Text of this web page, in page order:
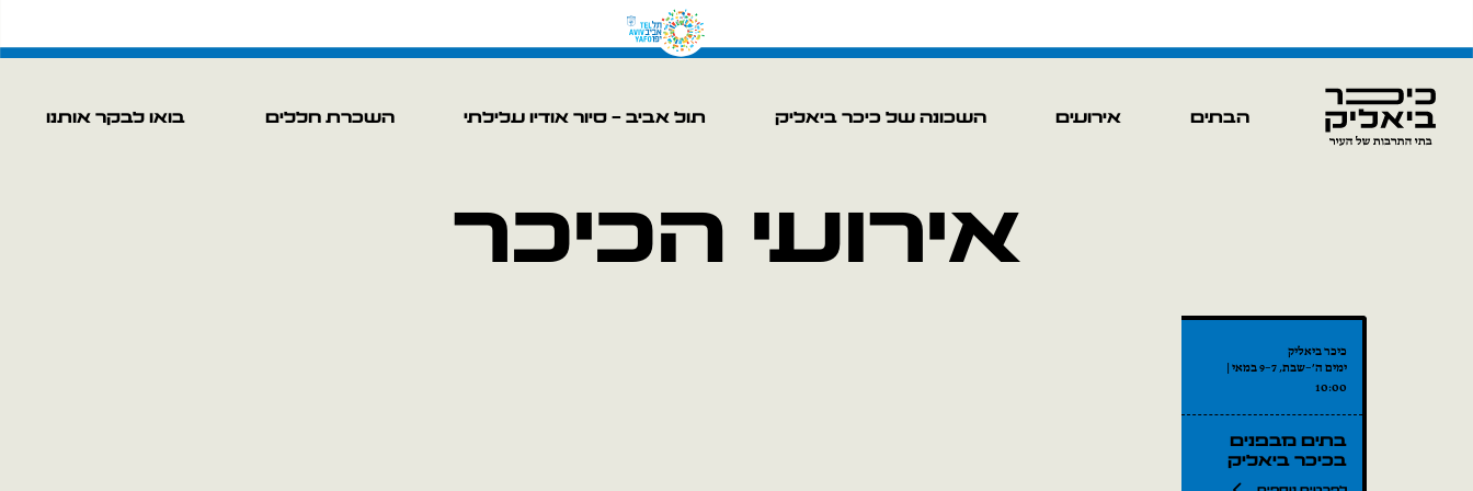
הבתים אירועים השכונה של כיכר ביאליק תול אביב – סיור אודיו עלילתי השכרת חללים בואו לבקר אותנו
אירועי הכיכר
כיכר ביאליק
ימים ה׳–שבת, 7–9 במאי |
10:00
בתים מבפנים
בכיכר ביאליק